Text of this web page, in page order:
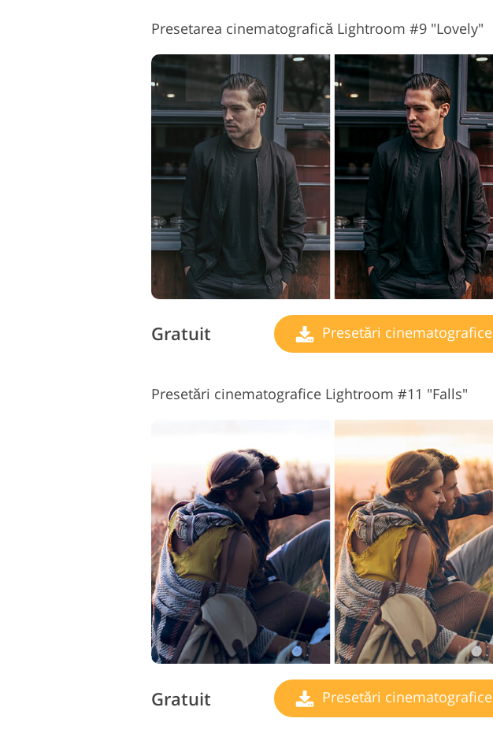
Presetarea cinematografică Lightroom #9 "Lovely"
Gratuit Presetări cinematografice
Presetări cinematografice Lightroom #11 "Falls"
Gratuit Presetări cinematografice